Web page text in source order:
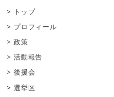
トップ
プロフィール
政策
活動報告
後援会
選挙区